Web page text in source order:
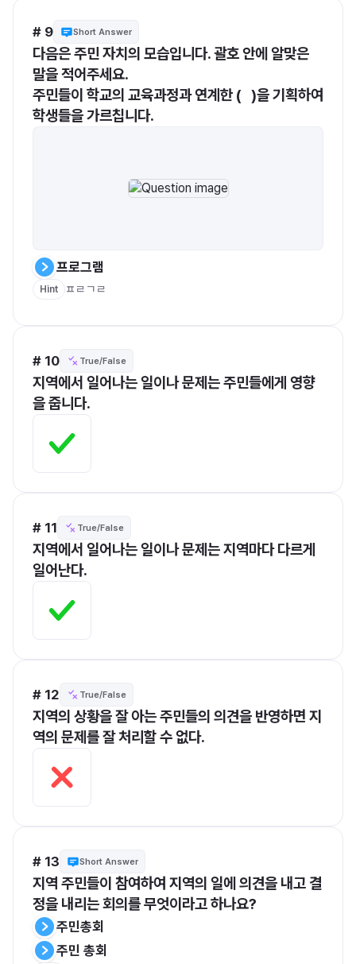
# 9 Short Answer
다음은 주민 자치의 모습입니다. 괄호 안에 알맞은
말을 적어주세요.
주민들이 학교의 교육과정과 연계한 (   )을 기획하여
학생들을 가르칩니다.
프로그램
Hint ㅍㄹㄱㄹ
# 10 True/False
지역에서 일어나는 일이나 문제는 주민들에게 영향
을 줍니다.
# 11 True/False
지역에서 일어나는 일이나 문제는 지역마다 다르게
일어난다.
# 12 True/False
지역의 상황을 잘 아는 주민들의 의견을 반영하면 지
역의 문제를 잘 처리할 수 없다.
# 13 Short Answer
지역 주민들이 참여하여 지역의 일에 의견을 내고 결
정을 내리는 회의를 무엇이라고 하나요?
주민총회
주민 총회